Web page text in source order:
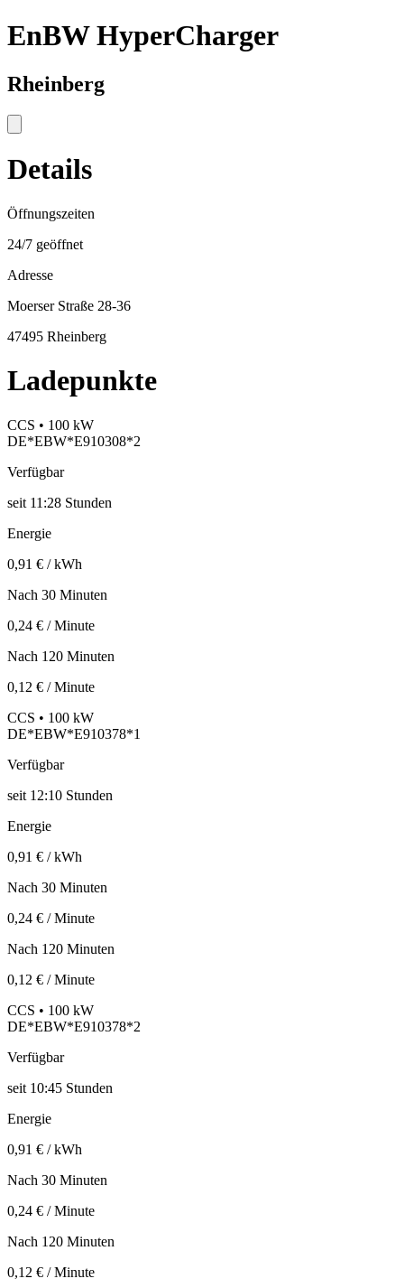
EnBW HyperCharger
Rheinberg
Details
Öffnungszeiten
24/7 geöffnet
Adresse
Moerser Straße 28-36
47495 Rheinberg
Ladepunkte
CCS • 100 kW
DE*EBW*E910308*2
Verfügbar
seit 11:28 Stunden
Energie
0,91 € / kWh
Nach 30 Minuten
0,24 € / Minute
Nach 120 Minuten
0,12 € / Minute
CCS • 100 kW
DE*EBW*E910378*1
Verfügbar
seit 12:10 Stunden
Energie
0,91 € / kWh
Nach 30 Minuten
0,24 € / Minute
Nach 120 Minuten
0,12 € / Minute
CCS • 100 kW
DE*EBW*E910378*2
Verfügbar
seit 10:45 Stunden
Energie
0,91 € / kWh
Nach 30 Minuten
0,24 € / Minute
Nach 120 Minuten
0,12 € / Minute